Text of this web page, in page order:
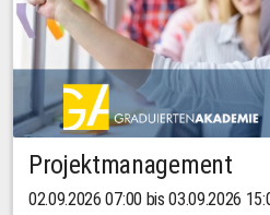
Projektmanagement
02.09.2026 07:00 bis 03.09.2026